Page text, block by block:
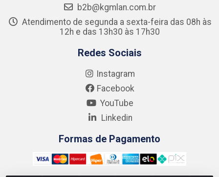
b2b@kgmlan.com.br
Atendimento de segunda a sexta-feira das 08h às
12h e das 13h30 às 17h30
Redes Sociais
Instagram
Facebook
YouTube
Linkedin
Formas de Pagamento